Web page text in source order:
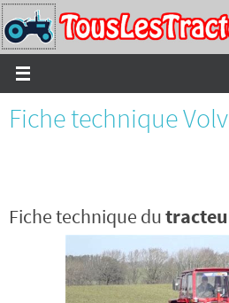
Passer
vers
le
contenu
Fiche technique
Fiche technique du